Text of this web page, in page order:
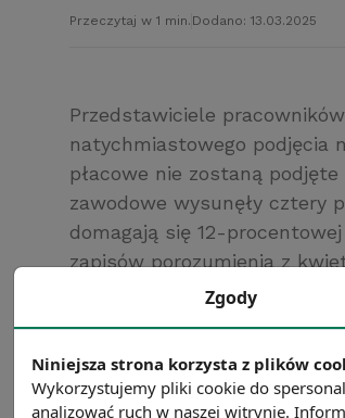
Przeczytaj w 1 min. Dodano: 13.03.2025
Przedstawiciele
natychmiastowego podjęcia
płacowe nie zostaną
zawodowe wysunęły cztery
domagają się 12-
zapisów porozumienia z
gwarantowany z
grudzień 2019 roku.
Źródło: https://
Zgody
Niniejsza strona korzysta z plików
Wykorzystujemy pliki cookie do
analizować ruch w naszej witrynie.